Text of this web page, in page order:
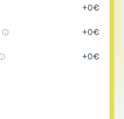
+0€
+0€
+0€